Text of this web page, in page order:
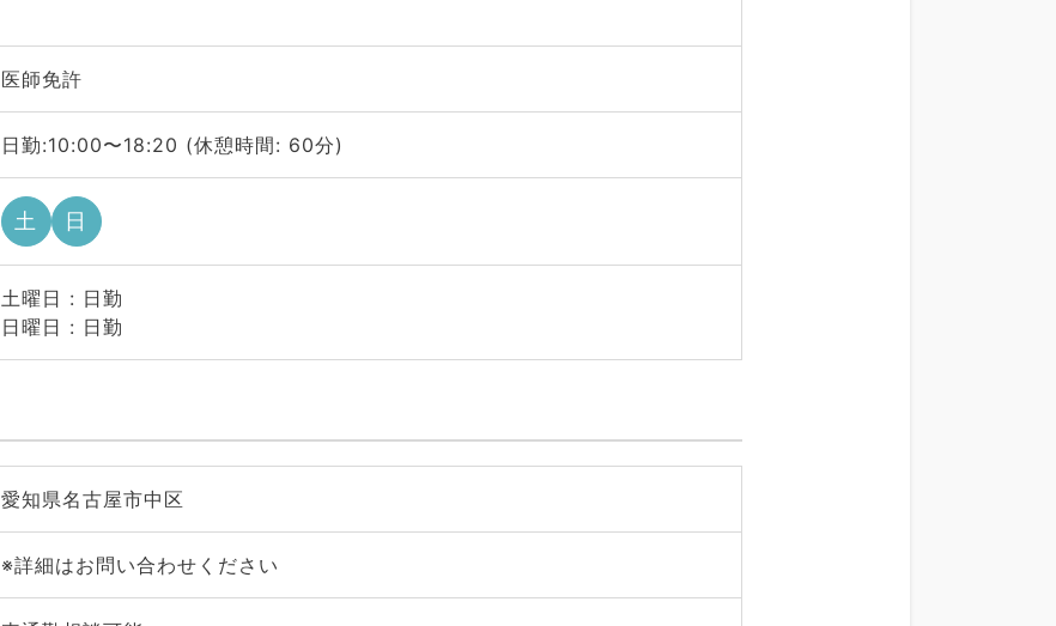
医師免許
日勤:10:00〜18:20 (休憩時間: 60分)
土 日
土曜日 : 日勤
日曜日 : 日勤
愛知県名古屋市中区
※詳細はお問い合わせください